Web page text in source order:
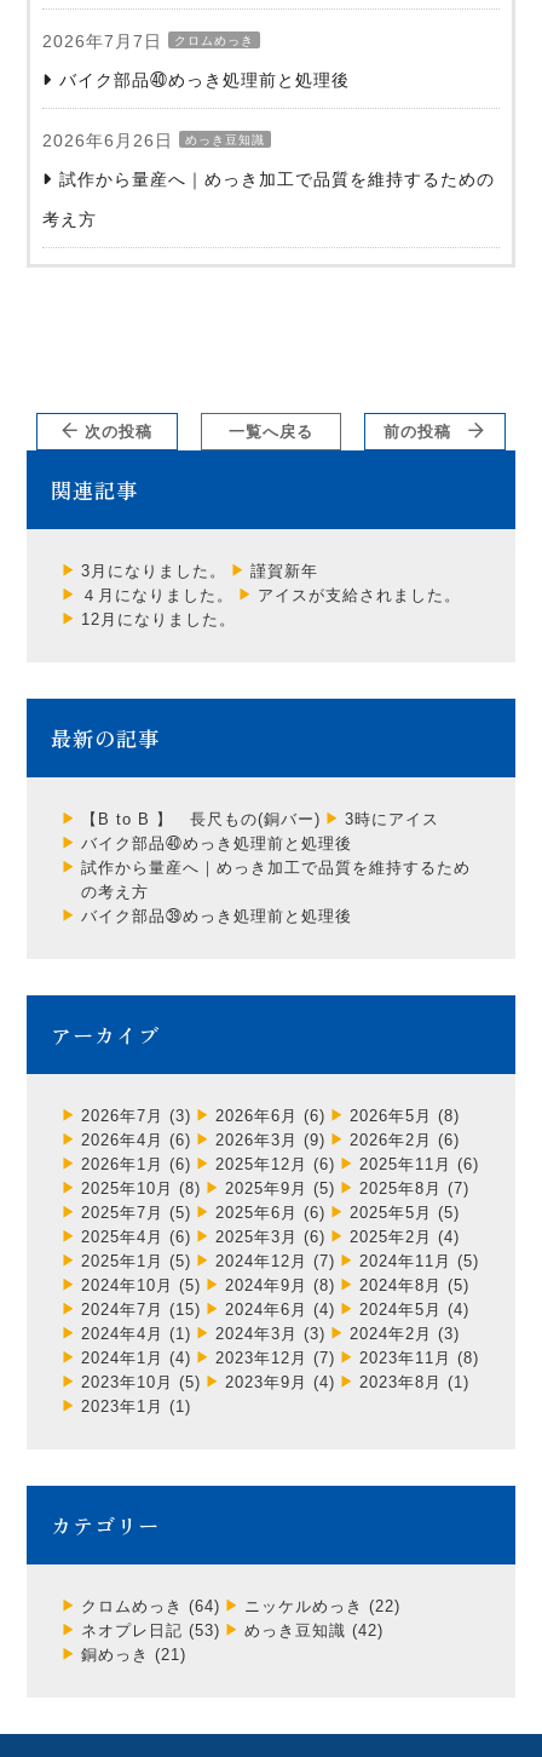
2026年7月7日 クロムめっき
バイク部品㊵めっき処理前と処理後
2026年6月26日 めっき豆知識
試作から量産へ｜めっき加工で品質を維持するための
考え方
次の投稿 一覧へ戻る 前の投稿
関連記事
3月になりました。
謹賀新年
４月になりました。
アイスが支給されました。
12月になりました。
最新の記事
【B to B 】 長尺もの(銅バー)
3時にアイス
バイク部品㊵めっき処理前と処理後
試作から量産へ｜めっき加工で品質を維持するため
の考え方
バイク部品㊴めっき処理前と処理後
アーカイブ
2026年7月 (3) 2026年6月 (6) 2026年5月 (8)
2026年4月 (6) 2026年3月 (9) 2026年2月 (6)
2026年1月 (6) 2025年12月 (6) 2025年11月 (6)
2025年10月 (8) 2025年9月 (5) 2025年8月 (7)
2025年7月 (5) 2025年6月 (6) 2025年5月 (5)
2025年4月 (6) 2025年3月 (6) 2025年2月 (4)
2025年1月 (5) 2024年12月 (7) 2024年11月 (5)
2024年10月 (5) 2024年9月 (8) 2024年8月 (5)
2024年7月 (15) 2024年6月 (4) 2024年5月 (4)
2024年4月 (1) 2024年3月 (3) 2024年2月 (3)
2024年1月 (4) 2023年12月 (7) 2023年11月 (8)
2023年10月 (5) 2023年9月 (4) 2023年8月 (1)
2023年1月 (1)
カテゴリー
クロムめっき (64) ニッケルめっき (22)
ネオプレ日記 (53) めっき豆知識 (42)
銅めっき (21)